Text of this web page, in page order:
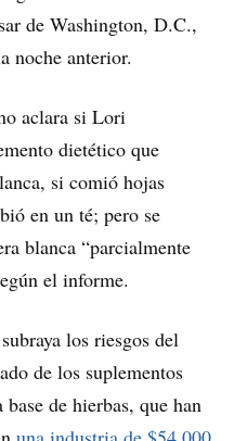
de Washington, D.C.,
noche anterior.
aclara si Lori
dietético que
si comió hojas
en un té; pero se
blanca “parcialmente
el informe.
los riesgos del
de los suplementos
de hierbas, que han